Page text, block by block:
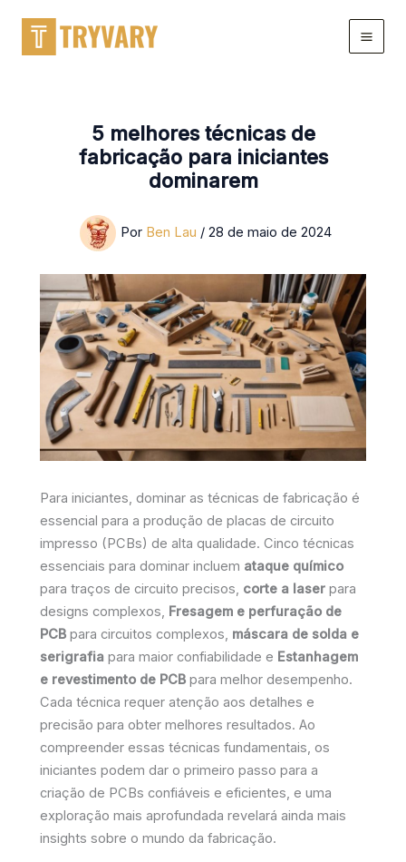
5 melhores técnicas de
fabricação para iniciantes
dominarem
Por Ben Lau / 28 de maio de 2024
Para iniciantes, dominar as técnicas de fabricação é
essencial para a produção de placas de circuito
impresso (PCBs) de alta qualidade. Cinco técnicas
essenciais para dominar incluem ataque químico
para traços de circuito precisos, corte a laser para
designs complexos, Fresagem e perfuração de
PCB para circuitos complexos, máscara de solda e
serigrafia para maior confiabilidade e Estanhagem
e revestimento de PCB para melhor desempenho.
Cada técnica requer atenção aos detalhes e
precisão para obter melhores resultados. Ao
compreender essas técnicas fundamentais, os
iniciantes podem dar o primeiro passo para a
criação de PCBs confiáveis e eficientes, e uma
exploração mais aprofundada revelará ainda mais
insights sobre o mundo da fabricação.